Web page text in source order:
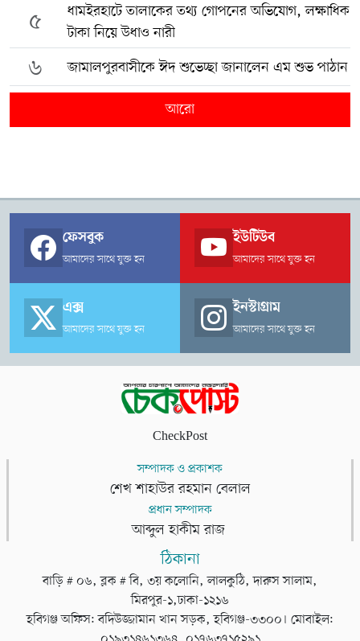
৫
ধামইরহাটে তালাকের তথ্য গোপনের অভিযোগ, লক্ষাধিক
টাকা নিয়ে উধাও নারী
৬ জামালপুরবাসীকে ঈদ শুভেচ্ছা জানালেন এম শুভ পাঠান
আরো
ফেসবুক
আমাদের সাথে যুক্ত হন
ইউটিউব
আমাদের সাথে যুক্ত হন
এক্স
আমাদের সাথে যুক্ত হন
ইনস্টাগ্রাম
আমাদের সাথে যুক্ত হন
CheckPost
সম্পাদক ও প্রকাশক
শেখ শাহাউর রহমান বেলাল
প্রধান সম্পাদক
আব্দুল হাকীম রাজ
ঠিকানা
বাড়ি # ০৬, ব্লক # বি, ৩য় কলোনি, লালকুঠি, দারুস সালাম,
মিরপুর-১,ঢাকা-১২১৬
হবিগঞ্জ অফিস: বদিউজ্জামান খান সড়ক, হবিগঞ্জ-৩৩০০। মোবাইল: